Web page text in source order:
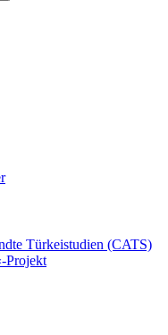
Türkeistudien (CATS)
Projekt